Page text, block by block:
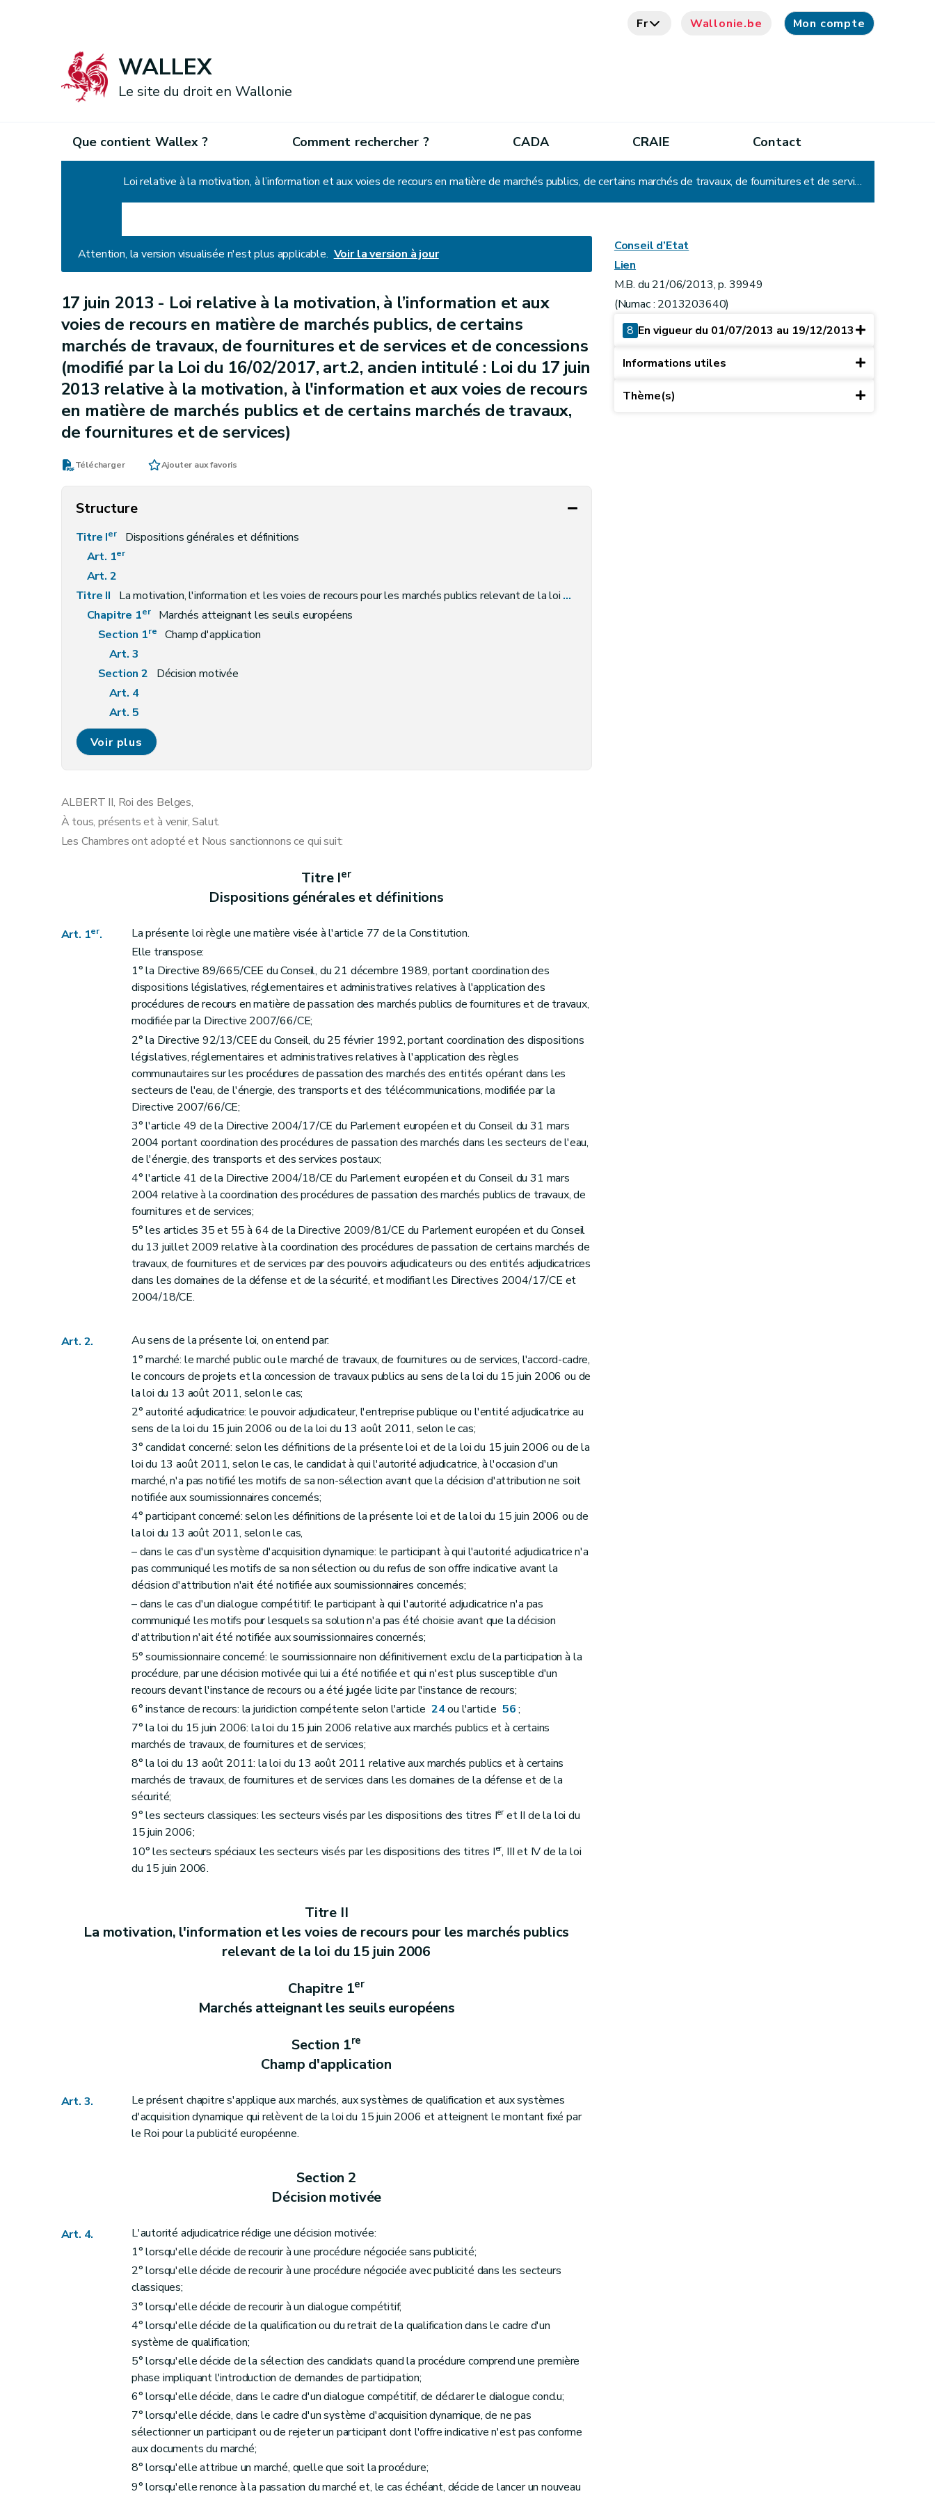
Fr Wallonie.be Mon compte
WALLEX
Le site du droit en Wallonie
Que contient Wallex ? Comment rechercher ? CADA CRAIE Contact
Loi relative à la motivation, à l’information et aux voies de recours en matière de marchés publics, de certains marchés de travaux, de fournitures et de services et de concessions (modifié par la Loi du 16/02/2017, art.2, ancien intitulé : Loi du 17 juin 2013 relative à la motivation, à l'information et aux voies de recours en matière de marchés publics et de certains marchés de travaux, de fournitures et de services)
Attention, la version visualisée n'est plus applicable. Voir la version à jour
17 juin 2013 - Loi relative à la motivation, à l’information et aux
voies de recours en matière de marchés publics, de certains
marchés de travaux, de fournitures et de services et de concessions
(modifié par la Loi du 16/02/2017, art.2, ancien intitulé : Loi du 17 juin
2013 relative à la motivation, à l'information et aux voies de recours
en matière de marchés publics et de certains marchés de travaux,
de fournitures et de services)
Télécharger Ajouter aux favoris
Structure
Titre Ier
Dispositions générales et définitions
Art. 1er
Art. 2
Titre II
La motivation, l'information et les voies de recours pour les marchés publics relevant de la loi du 15 juin 2006
Chapitre 1er
Marchés atteignant les seuils européens
Section 1re
Champ d'application
Art. 3
Section 2
Décision motivée
Art. 4
Art. 5
Art. 6
Section 3 Information des candidats, des participants et des soumissionnaires
Art. 9
Art. 10
Section 4 Délai d'attente
Section 5
Procédures de recours
Sous-section 1
Art. 14
Sous-section 2 Suspension
Art. 15
Sous-section 3 Dommages et intérêts
Art. 16
Sous-section 4 Déclaration d'absence d'effets
Art. 17
Art. 18
Art. 19
Art. 20
Art. 21
Sous-section 5 Sanctions de substitution
Art. 22
Sous-section 6 Délais de recours
Art. 23
Sous-section 7 Instances de recours
Art. 24
Art. 25
Art. 27
Chapitre 2 Marchés n'atteignant pas les seuils européens
Section 1
Champ d'application
Art. 28
Section 2 Décision motivée, information des candidats, des participants et des soumissionnaires et délai d'attente
Art. 29
Art.29/1
Art. 30
Section 3 Procédures de recours
Art. 31
Art. 32
Art. 33
Chapitre 3 Mécanisme correcteur
Art. 34
La motivation, l'information et les voies de recours pour les marchés publics relevant de la loi du 13 août 2011
Chapitre Ier
Marchés atteignant les seuils européens
re
Art. 35
Section 2 Décision motivée
Art. 36
Art. 37
Art. 38
Section 3 Information des candidats, des participants et des soumissionnaires
Art. 39
Art. 40
Art. 41
Art. 42
Section 4 Délai d'attente
Section 5 Procédures de recours
Annulation
Suspension
Dommages et intérêts
Déclaration d'absence d'effets
Art. 49
Art. 50
Art. 51
Sanctions de substitution
Sous-section 6 Délais de recours
Art. 55
Sous-section 7 Instances de recours
Art. 56
Art. 57
Art. 58
Art. 59
Chapitre 2
Marchés n'atteignant pas les seuils européens
Section 1 re
Champ d'application
Art. 60
Section 2 Décision motivée, information des candidats, des participants et des soumissionnaires et délai d'attente
Art. 61
Art. 62
Section 3 Procédures de recours
Voir plus
ALBERT II, Roi des Belges,
À tous, présents et à venir, Salut.
Les Chambres ont adopté et Nous sanctionnons ce qui suit:
Titre Ier
Dispositions générales et définitions
Art. 1er.
La présente loi règle une matière visée à l'article 77 de la Constitution.
Elle transpose:
1° la Directive 89/665/CEE du Conseil, du 21 décembre 1989, portant coordination des
dispositions législatives, réglementaires et administratives relatives à l'application des
procédures de recours en matière de passation des marchés publics de fournitures et de travaux,
modifiée par la Directive 2007/66/CE;
2° la Directive 92/13/CEE du Conseil, du 25 février 1992, portant coordination des dispositions
législatives, réglementaires et administratives relatives à l'application des règles
communautaires sur les procédures de passation des marchés des entités opérant dans les
secteurs de l'eau, de l'énergie, des transports et des télécommunications, modifiée par la
Directive 2007/66/CE;
3° l'article 49 de la Directive 2004/17/CE du Parlement européen et du Conseil du 31 mars
2004 portant coordination des procédures de passation des marchés dans les secteurs de l'eau,
de l'énergie, des transports et des services postaux;
4° l'article 41 de la Directive 2004/18/CE du Parlement européen et du Conseil du 31 mars
2004 relative à la coordination des procédures de passation des marchés publics de travaux, de
fournitures et de services;
5° les articles 35 et 55 à 64 de la Directive 2009/81/CE du Parlement européen et du Conseil
du 13 juillet 2009 relative à la coordination des procédures de passation de certains marchés de
travaux, de fournitures et de services par des pouvoirs adjudicateurs ou des entités adjudicatrices
dans les domaines de la défense et de la sécurité, et modifiant les Directives 2004/17/CE et
2004/18/CE.
Art. 2.
Au sens de la présente loi, on entend par:
1° marché: le marché public ou le marché de travaux, de fournitures ou de services, l'accord-cadre,
le concours de projets et la concession de travaux publics au sens de la loi du 15 juin 2006 ou de
la loi du 13 août 2011, selon le cas;
2° autorité adjudicatrice: le pouvoir adjudicateur, l'entreprise publique ou l'entité adjudicatrice au
sens de la loi du 15 juin 2006 ou de la loi du 13 août 2011, selon le cas;
3° candidat concerné: selon les définitions de la présente loi et de la loi du 15 juin 2006 ou de la
loi du 13 août 2011, selon le cas, le candidat à qui l'autorité adjudicatrice, à l'occasion d'un
marché, n'a pas notifié les motifs de sa non-sélection avant que la décision d'attribution ne soit
notifiée aux soumissionnaires concernés;
4° participant concerné: selon les définitions de la présente loi et de la loi du 15 juin 2006 ou de
la loi du 13 août 2011, selon le cas,
– dans le cas d'un système d'acquisition dynamique: le participant à qui l'autorité adjudicatrice n'a
pas communiqué les motifs de sa non sélection ou du refus de son offre indicative avant la
décision d'attribution n'ait été notifiée aux soumissionnaires concernés;
– dans le cas d'un dialogue compétitif: le participant à qui l'autorité adjudicatrice n'a pas
communiqué les motifs pour lesquels sa solution n'a pas été choisie avant que la décision
d'attribution n'ait été notifiée aux soumissionnaires concernés;
5° soumissionnaire concerné: le soumissionnaire non définitivement exclu de la participation à la
procédure, par une décision motivée qui lui a été notifiée et qui n'est plus susceptible d'un
recours devant l'instance de recours ou a été jugée licite par l'instance de recours;
6° instance de recours: la juridiction compétente selon l'article 24ou l'article 56;
7° la loi du 15 juin 2006: la loi du 15 juin 2006 relative aux marchés publics et à certains
marchés de travaux, de fournitures et de services;
8° la loi du 13 août 2011: la loi du 13 août 2011 relative aux marchés publics et à certains
marchés de travaux, de fournitures et de services dans les domaines de la défense et de la
sécurité;
9° les secteurs classiques: les secteurs visés par les dispositions des titres Ieret II de la loi du
15 juin 2006;
10° les secteurs spéciaux: les secteurs visés par les dispositions des titres Ier, III et IV de la loi
du 15 juin 2006.
Titre II
La motivation, l'information et les voies de recours pour les marchés publics
relevant de la loi du 15 juin 2006
Chapitre 1er
Marchés atteignant les seuils européens
Section 1re
Champ d'application
Art. 3.
Le présent chapitre s'applique aux marchés, aux systèmes de qualification et aux systèmes
d'acquisition dynamique qui relèvent de la loi du 15 juin 2006 et atteignent le montant fixé par
le Roi pour la publicité européenne.
Section 2
Décision motivée
Art. 4.
L'autorité adjudicatrice rédige une décision motivée:
1° lorsqu'elle décide de recourir à une procédure négociée sans publicité;
2° lorsqu'elle décide de recourir à une procédure négociée avec publicité dans les secteurs
classiques;
3° lorsqu'elle décide de recourir à un dialogue compétitif;
4° lorsqu'elle décide de la qualification ou du retrait de la qualification dans le cadre d'un
système de qualification;
5° lorsqu'elle décide de la sélection des candidats quand la procédure comprend une première
phase impliquant l'introduction de demandes de participation;
6° lorsqu'elle décide, dans le cadre d'un dialogue compétitif, de déclarer le dialogue conclu;
7° lorsqu'elle décide, dans le cadre d'un système d'acquisition dynamique, de ne pas
sélectionner un participant ou de rejeter un participant dont l'offre indicative n'est pas conforme
aux documents du marché;
8° lorsqu'elle attribue un marché, quelle que soit la procédure;
9° lorsqu'elle renonce à la passation du marché et, le cas échéant, décide de lancer un nouveau
Conseil d’Etat
Lien
M.B. du 21/06/2013, p. 39949
(Numac : 2013203640)
8 En vigueur du 01/07/2013 au 19/12/2013
Informations utiles
Thème(s)